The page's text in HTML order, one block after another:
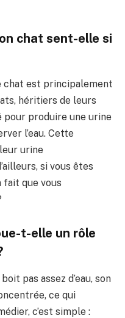
chat sent-elle si
chat est principalement
héritiers de leurs
pour produire une urine
l’eau. Cette
urine
si vous êtes
fait que vous
t-elle un rôle
pas assez d’eau, son
ce qui
c’est simple :